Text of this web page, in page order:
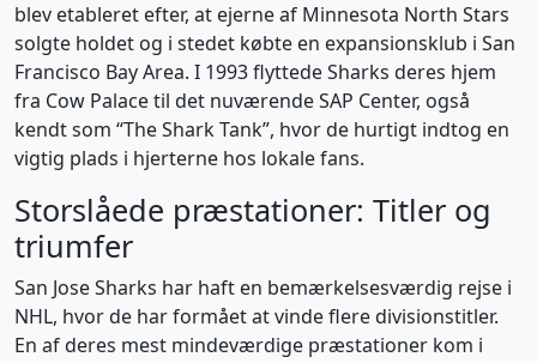
blev etableret efter, at ejerne af Minnesota North Stars
solgte holdet og i stedet købte en expansionsklub i San
Francisco Bay Area. I 1993 flyttede Sharks deres hjem
fra Cow Palace til det nuværende SAP Center, også
kendt som “The Shark Tank”, hvor de hurtigt indtog en
vigtig plads i hjerterne hos lokale fans.
Storslåede præstationer: Titler og
triumfer
San Jose Sharks har haft en bemærkelsesværdig rejse i
NHL, hvor de har formået at vinde flere divisionstitler.
En af deres mest mindeværdige præstationer kom i